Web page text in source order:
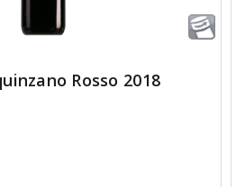
Rosso 2018